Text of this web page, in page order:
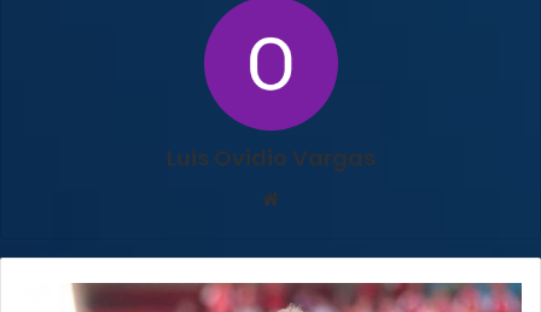
Luis Ovidio Vargas
Christian